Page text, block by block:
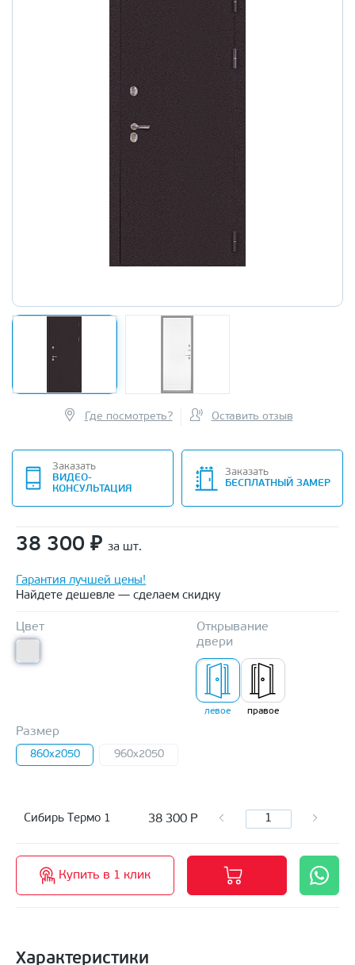
Где посмотреть? Оставить отзыв
Заказать
ВИДЕО-
КОНСУЛЬТАЦИЯ
Заказать
БЕСПЛАТНЫЙ ЗАМЕР
38 300 ₽ за шт.
Гарантия лучшей цены!
Найдете дешевле — сделаем скидку
Цвет
Открывание
двери
левое правое
Размер
860x2050 960x2050
Сибирь Термо 1 38 300 Р
Купить в 1 клик
Характеристики